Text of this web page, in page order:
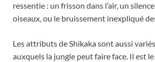
ressentie : un frisson dans l’air, un
oiseaux, ou le bruissement inexpliqué
Les attributs de Shikaka sont aussi
auxquels la jungle peut faire face. Il est